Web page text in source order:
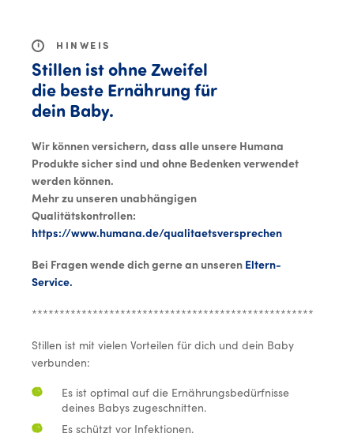
i HINWEIS
Stillen ist ohne Zweifel
die beste Ernährung für
dein Baby.
Wir können versichern, dass alle unsere Humana
Produkte sicher sind und ohne Bedenken verwendet
werden können.
Mehr zu unseren unabhängigen
Qualitätskontrollen:
https://www.humana.de/qualitaetsversprechen
Bei Fragen wende dich gerne an unseren Eltern-
Service.
Stillen ist mit vielen Vorteilen für dich und dein Baby
verbunden:
Es ist optimal auf die Ernährungsbedürfnisse
deines Babys zugeschnitten.
Es schützt vor Infektionen.